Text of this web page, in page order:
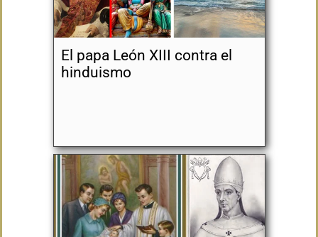
El papa León XIII contra el
hinduismo